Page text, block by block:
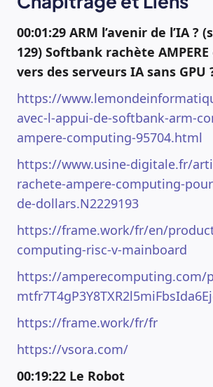
00:01:29 ARM l’avenir de l’IA ?
129) Softbank rachète
vers des serveurs IA sans GPU
https://
avec-l-appui-de-softbank-arm-
ampere-computing-95704.html
https://www.usine-digitale.fr/
rachete-ampere-computing-
de-dollars.N2229193
https://frame.work/fr/en/
computing-risc-v-mainboard
https://amperecomputing.com/
https://frame.work/fr/fr
https://vsora.com/
00:19:22 Le Robot